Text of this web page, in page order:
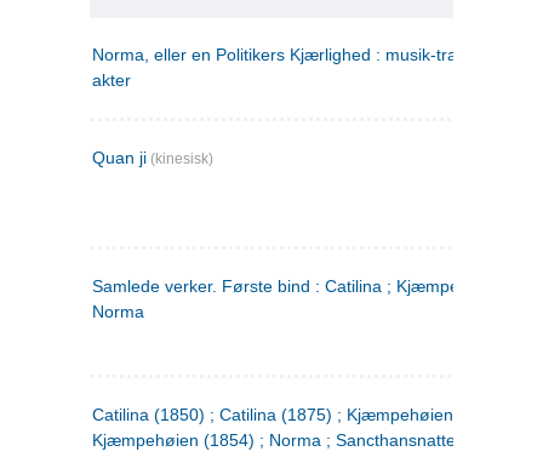
Norma, eller en Politikers Kjærlighed : musik-tragedie i tre
akter
Quan ji (kinesisk)
Samlede verker. Første bind : Catilina ; Kjæmpehøien ;
Norma
Catilina (1850) ; Catilina (1875) ; Kjæmpehøien (1850) ;
Kjæmpehøien (1854) ; Norma ; Sancthansnatten